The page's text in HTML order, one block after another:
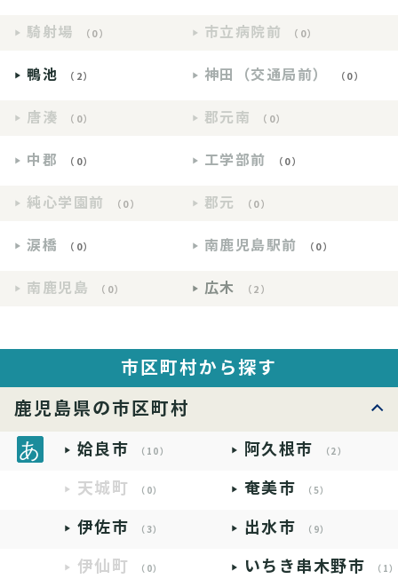
騎射場 （0） 市立病院前 （0）
鴨池 （2） 神田（交通局前） （0）
唐湊 （0） 郡元南 （0）
中郡 （0） 工学部前 （0）
純心学園前 （0） 郡元 （0）
涙橋 （0） 南鹿児島駅前 （0）
南鹿児島 （0） 広木 （2）
市区町村から探す
鹿児島県の市区町村
姶良市 （10） 阿久根市 （2）
天城町 （0） 奄美市 （5）
伊佐市 （3） 出水市 （9）
伊仙町 （0） いちき串木野市 （1